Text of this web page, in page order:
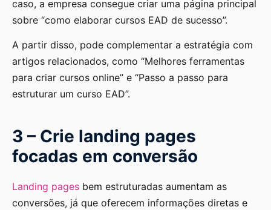
caso, a empresa consegue criar uma página principal
sobre “como elaborar cursos EAD de sucesso”.
A partir disso, pode complementar a estratégia com
artigos relacionados, como “Melhores ferramentas
para criar cursos online” e “Passo a passo para
estruturar um curso EAD”.
3 – Crie landing pages
focadas em conversão
Landing pages bem estruturadas aumentam as
conversões, já que oferecem informações diretas e